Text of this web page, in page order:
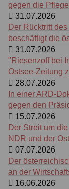
gegen die
31.07.2026
Der Rücktritt
beschäftigt die
31.07.2026
"Riesenzoff bei
Ostsee-Zeitung
28.07.2026
In einer ARD-
gegen den
15.07.2026
Der Streit um
NDR und der
07.07.2026
Der
an der
16.06.2026